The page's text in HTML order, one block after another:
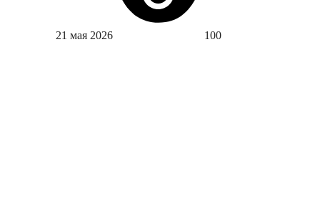
21 мая 2026 100